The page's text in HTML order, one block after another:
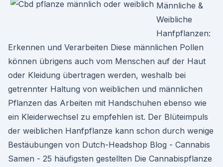
Männliche &
Weibliche
Hanfpflanzen:
Erkennen und Verarbeiten Diese männlichen Pollen
können übrigens auch vom Menschen auf der Haut
oder Kleidung übertragen werden, weshalb bei
getrennter Haltung von weiblichen und männlichen
Pflanzen das Arbeiten mit Handschuhen ebenso wie
ein Kleiderwechsel zu empfehlen ist. Der Blüteimpuls
der weiblichen Hanfpflanze kann schon durch wenige
Bestäubungen von Dutch-Headshop Blog - Cannabis
Samen - 25 häufigsten gestellten Die Cannabispflanze